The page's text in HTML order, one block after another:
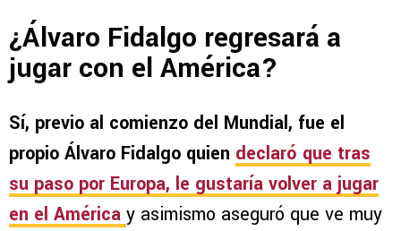
¿Álvaro Fidalgo regresará a
jugar con el América?
Sí, previo al comienzo del Mundial, fue el
propio Álvaro Fidalgo quien declaró que tras
su paso por Europa, le gustaría volver a jugar
en el América y asimismo aseguró que ve muy